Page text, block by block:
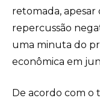
retomada, apesar
repercussão
uma minuta do
econômica em
De acordo com o